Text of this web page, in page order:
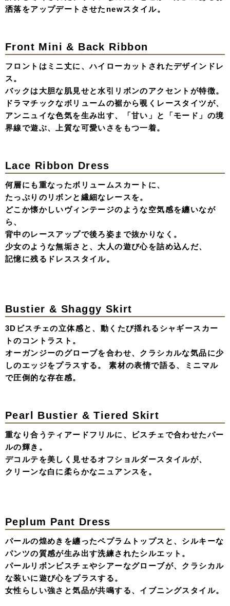
Shirring & Front Mini Dress Pair
ラフさと洗練の、新しい出会い。計算された隙が生む、お
洒落の奥行き。
ドレスでもなく、私服でもない。そんな新しい「お洒落の
形」を提案する、シャーリングとフリルのセットアップ。
動くたびにニュアンスが変わるスカートの広がり。
計算し尽くされたデザインなのに、どこか「隙」のあるお
洒落をアップデートさせたnewスタイル。
Front Mini & Back Ribbon
フロントはミニ丈に、ハイローカットされたデザインドレ
バックは大胆な肌見せと水引リボンのアクセントが特徴。
ドラマチックなボリュームの裾から覗くレースタイツが、
アンニュイな色気を生み出す、「甘い」と「モード」の境
界線で遊ぶ、上質な可愛いさをもつ一着。
たっぷりのリボンと繊細なレースを。
どこか懐かしいヴィンテージのような空気感を纏いなが
ら、
背中のレースアップで後ろ姿まで抜かりなく。
少女のような無垢さと、大人の遊び心を詰め込んだ、
記憶に残るドレススタイル。